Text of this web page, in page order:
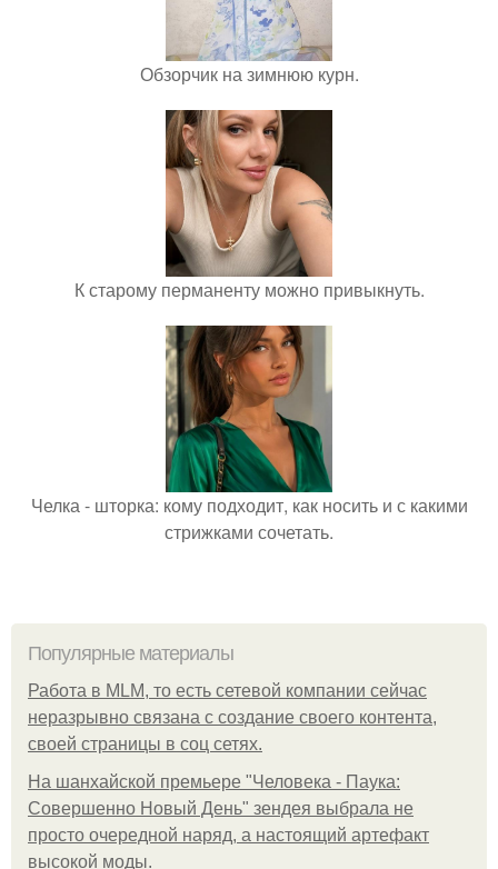
Обзорчик на зимнюю курн.
К старому перманенту можно привыкнуть.
Челка - шторка: кому подходит, как носить и с какими
стрижками сочетать.
Популярные материалы
Работа в MLM, то есть сетевой компании сейчас
неразрывно связана с создание своего контента,
своей страницы в соц сетях.
На шанхайской премьере "Человека - Паука:
Совершенно Новый День" зендея выбрала не
просто очередной наряд, а настоящий артефакт
высокой моды.